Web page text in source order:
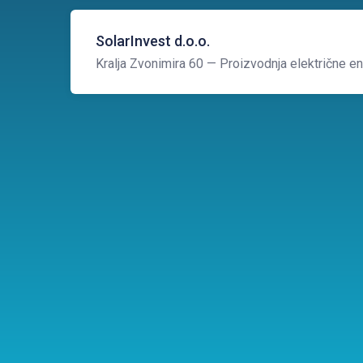
SolarInvest d.o.o.
Kralja Zvonimira 60 — Proizvodnja električne